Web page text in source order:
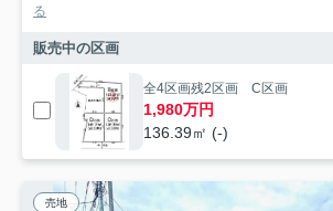
る
販売中の区画
全4区画残2区画 C区画
1,980万円
136.39㎡ (-)
売地